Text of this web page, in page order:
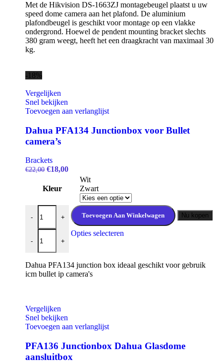
Met de Hikvision DS-1663ZJ montagebeugel plaatst u uw
speed dome camera aan het plafond. De aluminium
plafondbeugel is geschikt voor montage op een vlakke
ondergrond. Hoewel de pendent mounting bracket slechts
380 gram weegt, heeft het een draagkracht van maximaal 30
kg.
-18%
Vergelijken
Snel bekijken
Toevoegen aan verlanglijst
Dahua PFA134 Junctionbox voor Bullet
camera’s
Brackets
€22,00 Oorspronkelijke
was:
€18,00Huidige
prijs
€18,00.
Kleur
Wit
Zwart
-
Dahua PFA134 Junctionbox voor Bullet camera's aantal
+ Toevoegen Aan Winkelwagen Nu kopen
-
Dahua PFA134 Junctionbox voor Bullet camera's aantal
+
Opties selecteren
variaties.
Dahua PFA134 junction box ideaal geschikt voor gebruik
icm bullet ip camera's
Vergelijken
Snel bekijken
Toevoegen aan verlanglijst
PFA136 Junctionbox Dahua Glasdome
aansluitbox